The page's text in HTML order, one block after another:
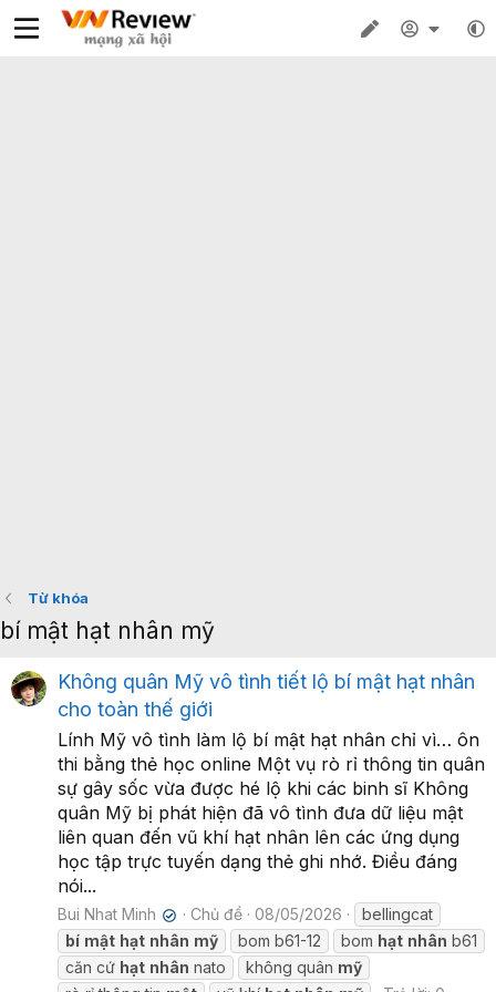
Từ khóa
bí mật hạt nhân mỹ
Không quân Mỹ vô tình tiết lộ bí mật hạt nhân
cho toàn thế giới
Lính Mỹ vô tình làm lộ bí mật hạt nhân chỉ vì… ôn
thi bằng thẻ học online Một vụ rò rỉ thông tin quân
sự gây sốc vừa được hé lộ khi các binh sĩ Không
quân Mỹ bị phát hiện đã vô tình đưa dữ liệu mật
liên quan đến vũ khí hạt nhân lên các ứng dụng
học tập trực tuyến dạng thẻ ghi nhớ. Điều đáng
nói...
Bui Nhat Minh ✔ Chủ đề 08/05/2026
bellingcat
bí mật hạt nhân mỹ bom b61-12 bom hạt nhân b61
căn cứ hạt nhân nato không quân mỹ